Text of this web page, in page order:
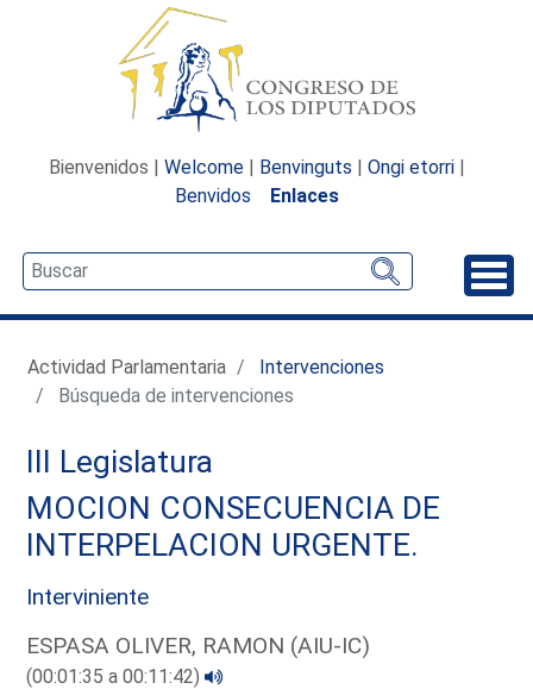
Bienvenidos | Welcome | Benvinguts | Ongi etorri |
Benvidos
Enlaces
Actividad Parlamentaria
Intervenciones
Búsqueda de intervenciones
III Legislatura
MOCION CONSECUENCIA DE
INTERPELACION URGENTE.
Interviniente
ESPASA OLIVER, RAMON (AIU-IC)
(00:01:35 a 00:11:42)